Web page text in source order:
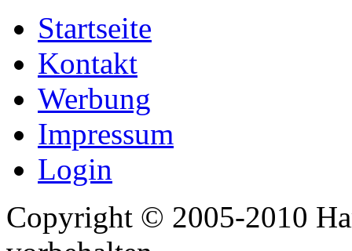
Startseite
Kontakt
Werbung
Impressum
Login
Copyright © 2005-2010